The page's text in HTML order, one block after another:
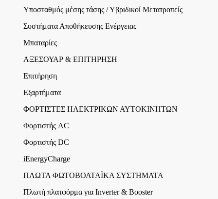
Υποσταθμός μέσης τάσης / Υβριδικοί Μετατροπείς
Συστήματα Αποθήκευσης Ενέργειας
Μπαταρίες
ΑΞΕΣΟΥΑΡ & ΕΠΙΤΗΡΗΣΗ
Επιτήρηση
Εξαρτήματα
ΦΟΡΤΙΣΤΕΣ ΗΛΕΚΤΡΙΚΩΝ ΑΥΤΟΚΙΝΗΤΩΝ
Φορτιστής AC
Φορτιστής DC
iEnergyCharge
ΠΛΩΤΑ ΦΩΤΟΒΟΛΤΑΪΚΑ ΣΥΣΤΗΜΑΤΑ
Πλωτή πλατφόρμα για Inverter & Booster